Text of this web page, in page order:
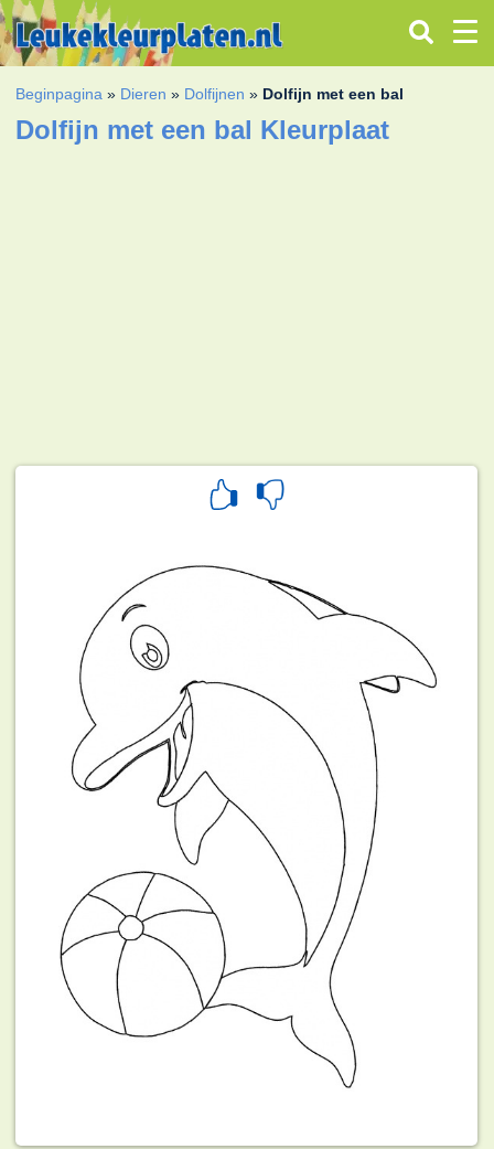
Beginpagina » Dieren » Dolfijnen » Dolfijn met een bal
Dolfijn met een bal Kleurplaat